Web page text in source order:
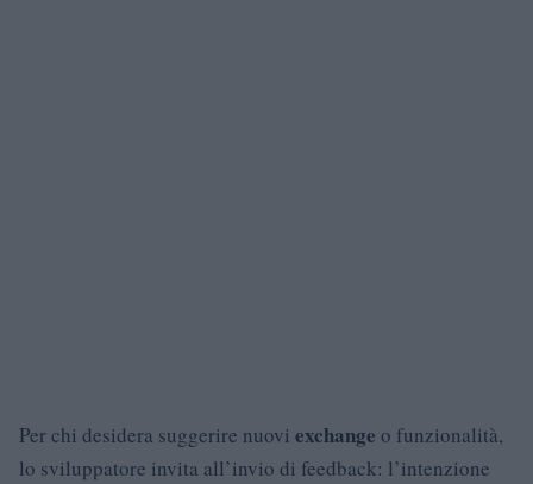
Per chi desidera suggerire nuovi exchange o funzionalità,
lo sviluppatore invita all’invio di feedback: l’intenzione